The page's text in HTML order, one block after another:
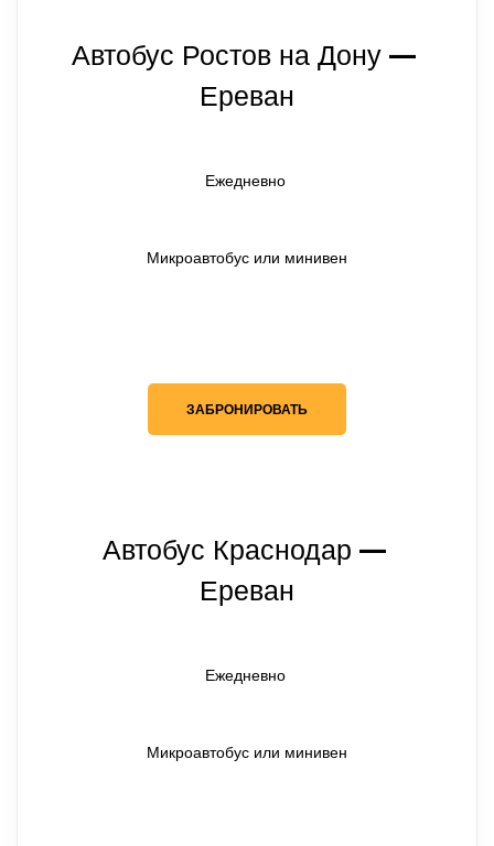
Автобус Ростов на Дону
Ереван
Ежедневно
Микроавтобус или минивен
ЗАБРОНИРОВАТЬ
Автобус Краснодар —
Ереван
Ежедневно
Микроавтобус или минивен